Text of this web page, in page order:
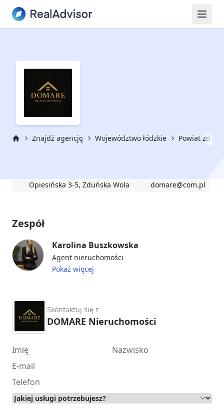
Znajdź agencję Województwo łódzkie Powiat
Opiesińska 3-5, Zduńska Wola domare@com.pl
Zespół
Karolina Buszkowska
Agent nieruchomości
Pokaż więcej
Skontaktuj się z
DOMARE Nieruchomości